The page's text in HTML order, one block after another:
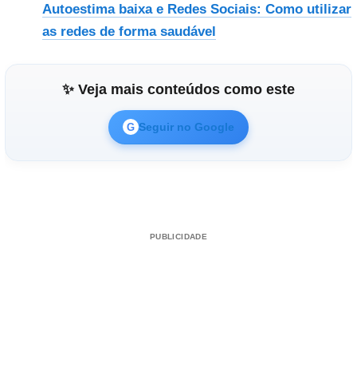
Autoestima baixa e Redes Sociais: Como utilizar
as redes de forma saudável
✨ Veja mais conteúdos como este
G Seguir no Google
PUBLICIDADE